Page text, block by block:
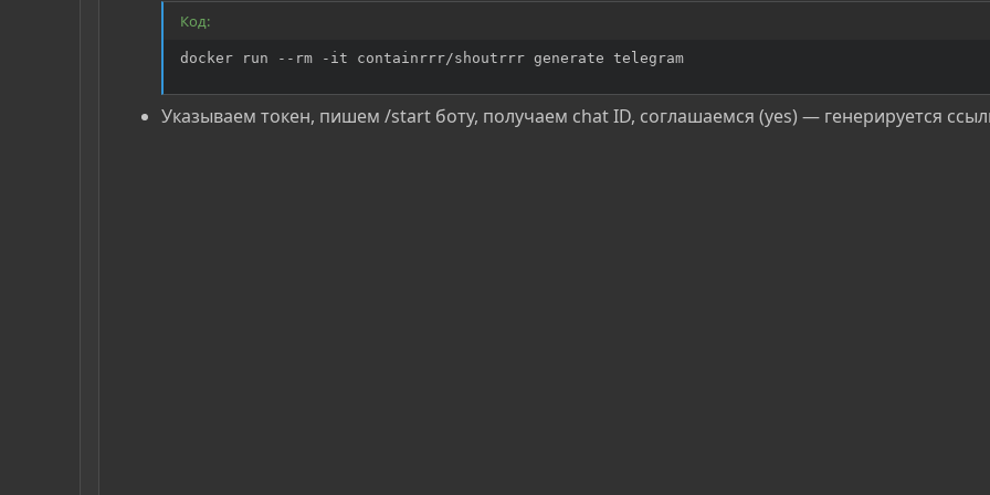
Код:
docker run --rm -it containrrr/shoutrrr generate telegram
Указываем токен, пишем /start боту, получаем chat ID, соглашаемся (yes) — генерируется